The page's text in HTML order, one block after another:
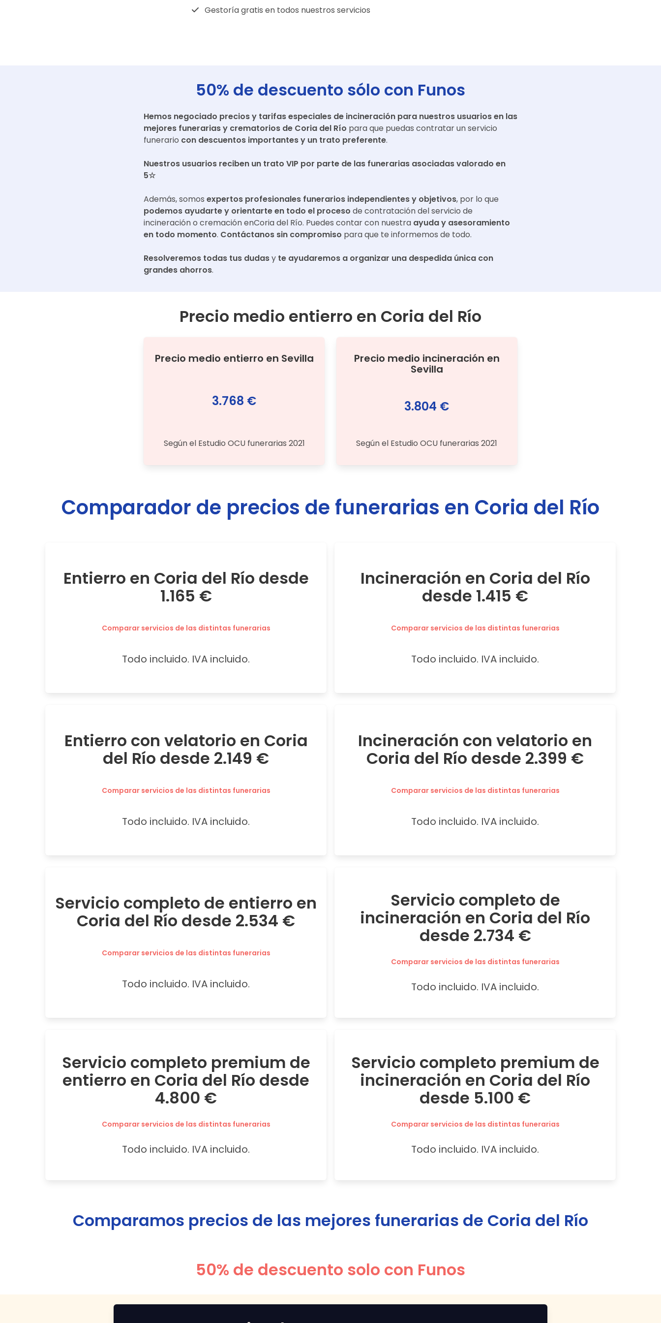
Gestoría gratis en todos nuestros servicios
50% de descuento sólo con Funos
Hemos negociado precios y tarifas especiales de incineración para nuestros usuarios en las
mejores funerarias y crematorios de Coria del Río para que puedas contratar un servicio
funerario con descuentos importantes y un trato preferente.
Nuestros usuarios reciben un trato VIP por parte de las funerarias asociadas valorado en
5☆
Además, somos expertos profesionales funerarios independientes y objetivos, por lo que
podemos ayudarte y orientarte en todo el proceso de contratación del servicio de
incineración o cremación enCoria del Río. Puedes contar con nuestra ayuda y asesoramiento
en todo momento. Contáctanos sin compromiso para que te informemos de todo.
Resolveremos todas tus dudasy te ayudaremos a organizar una despedida única con
grandes ahorros.
Precio medio entierro en Coria del Río
Precio medio entierro en Sevilla
3.768 €
Según el Estudio OCU funerarias 2021
Precio medio incineración en
Sevilla
3.804 €
Según el Estudio OCU funerarias 2021
Comparador de precios de funerarias en Coria del Río
Entierro en Coria del Río desde
1.165 €
Comparar servicios de las distintas funerarias
Todo incluido. IVA incluido.
Incineración en Coria del Río
desde 1.415 €
Comparar servicios de las distintas funerarias
Todo incluido. IVA incluido.
Entierro con velatorio en Coria
del Río desde 2.149 €
Comparar servicios de las distintas funerarias
Todo incluido. IVA incluido.
Incineración con velatorio en
Coria del Río desde 2.399 €
Comparar servicios de las distintas funerarias
Todo incluido. IVA incluido.
Servicio completo de entierro en
Coria del Río desde 2.534 €
Comparar servicios de las distintas funerarias
Todo incluido. IVA incluido.
Servicio completo de
incineración en Coria del Río
desde 2.734 €
Comparar servicios de las distintas funerarias
Todo incluido. IVA incluido.
Servicio completo premium de
entierro en Coria del Río desde
4.800 €
Comparar servicios de las distintas funerarias
Todo incluido. IVA incluido.
Servicio completo premium de
incineración en Coria del Río
desde 5.100 €
Comparar servicios de las distintas funerarias
Todo incluido. IVA incluido.
Comparamos precios de las mejores funerarias de Coria del Río
50% de descuento solo con Funos